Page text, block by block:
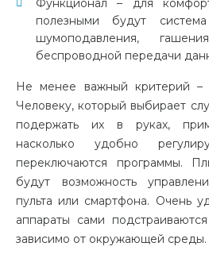
Функционал – для
полезными будут
шумоподавления,
беспроводной передачи
Не менее важный критерий –
Человеку, который выбирает
подержать их в руках,
насколько удобно
переключаются программы.
будут возможность
пульта или смартфона. Очень
аппараты сами
зависимо от окружающей среды.